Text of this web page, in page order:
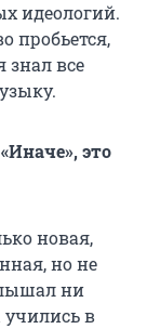
идеологий.
пробьется,
знал все
это
новая,
но не
ни
учились в